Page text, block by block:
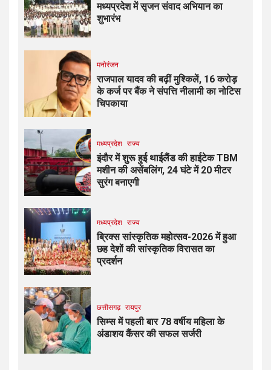
मध्यप्रदेश में सृजन संवाद अभियान का
शुभारंभ
मनोरंजन
राजपाल यादव की बढ़ीं मुश्किलें, ₹16 करोड़
के कर्ज पर बैंक ने संपत्ति नीलामी का नोटिस
चिपकाया
मध्यप्रदेश राज्य
इंदौर में शुरू हुई थाईलैंड की हाईटेक TBM
मशीन की असेंबलिंग, 24 घंटे में 20 मीटर
सुरंग बनाएगी
मध्यप्रदेश राज्य
ब्रिक्स सांस्कृतिक महोत्सव-2026 में हुआ
छह देशों की सांस्कृतिक विरासत का
प्रदर्शन
छत्तीसगढ़ रायपुर
सिम्स में पहली बार 78 वर्षीय महिला के
अंडाशय कैंसर की सफल सर्जरी